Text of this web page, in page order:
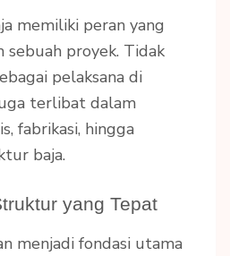
memiliki peran yang
sebuah proyek. Tidak
pelaksana di
terlibat dalam
fabrikasi, hingga
baja.
yang Tepat
menjadi fondasi utama